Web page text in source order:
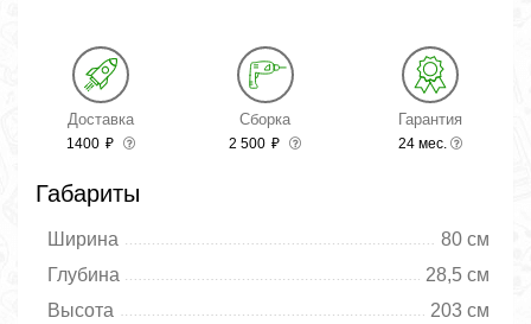
Доставка
1400 ₽
Сборка
2 500 ₽
Гарантия
24 мес.
Габариты
Ширина
80 см
Глубина
28,5 см
Высота
203 см